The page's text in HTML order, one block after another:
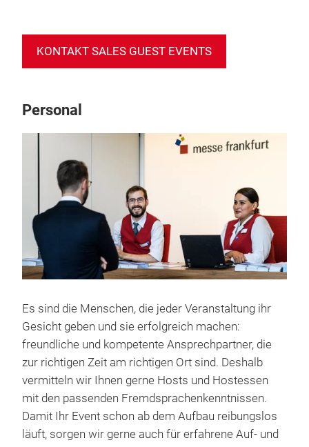
KONTAKT SALES GUEST EVENTS
Personal
Es sind die Menschen, die jeder Veranstaltung ihr
Gesicht geben und sie erfolgreich machen:
freundliche und kompetente Ansprechpartner, die
zur richtigen Zeit am richtigen Ort sind. Deshalb
vermitteln wir Ihnen gerne Hosts und Hostessen
mit den passenden Fremdsprachenkenntnissen.
Damit Ihr Event schon ab dem Aufbau reibungslos
läuft, sorgen wir gerne auch für erfahrene Auf- und